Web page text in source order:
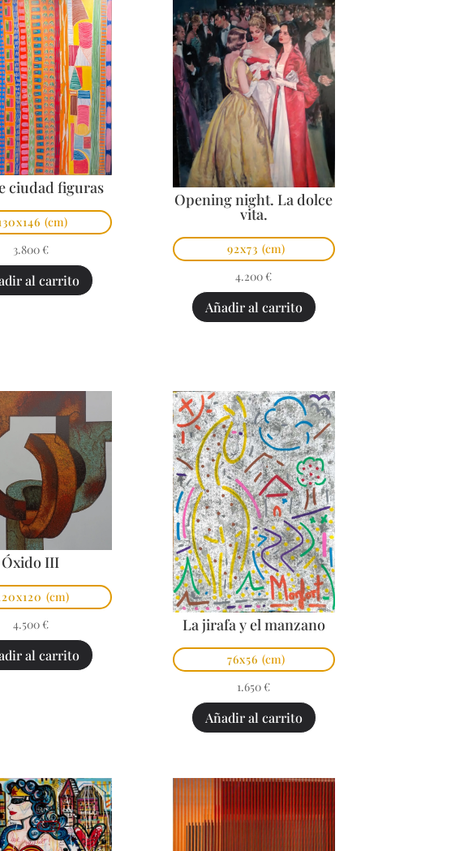
ciudad figuras
(cm)
3.800 €
al carrito
Opening night. La dolce
vita.
92x73 (cm)
4.200 €
Añadir al carrito
Óxido III
(cm)
4.500 €
al carrito
La jirafa y el manzano
76x56 (cm)
1.650 €
Añadir al carrito